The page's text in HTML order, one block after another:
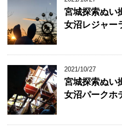
宮城探索ぬ
女沼レジャー
2021/10/27
宮城探索ぬ
女沼パークホ